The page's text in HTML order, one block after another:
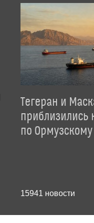
Тегеран и
приблизились
по
15941 новости